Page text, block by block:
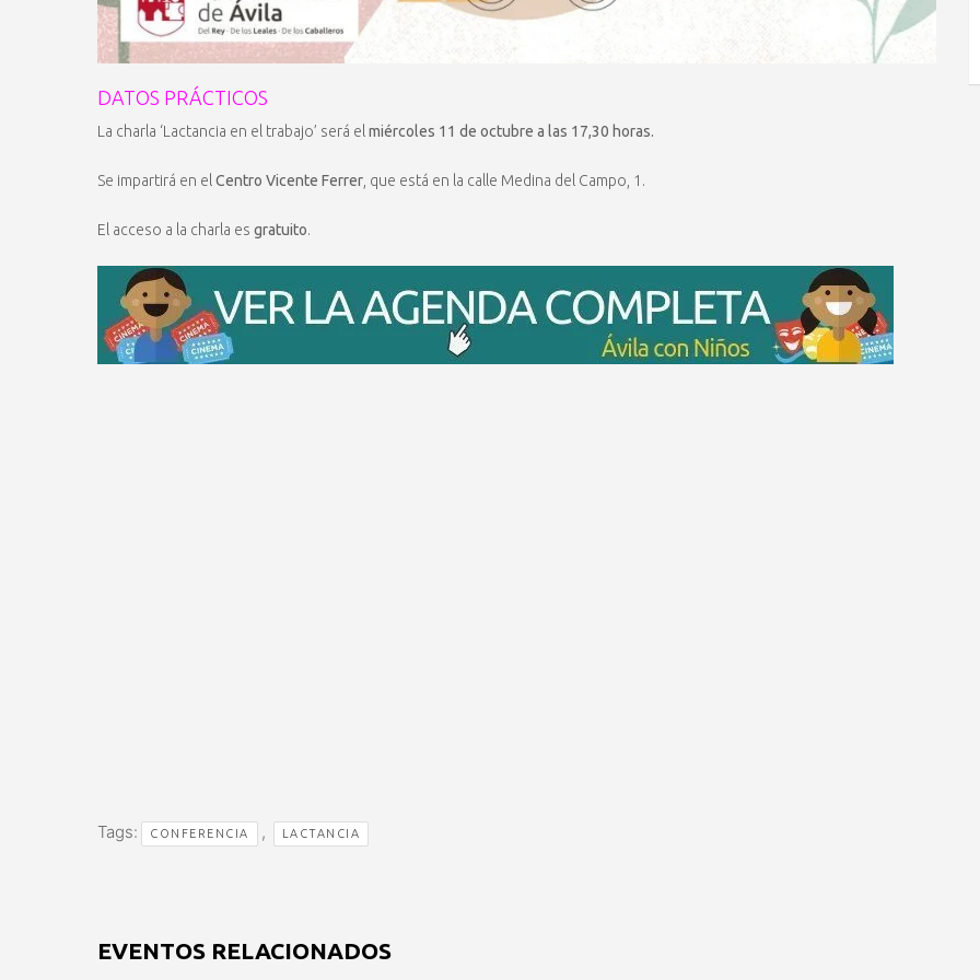
DATOS PRÁCTICOS
La charla ‘Lactancia en el trabajo’ será elmiércoles 11 de octubre a las 17,30 horas.
Se impartirá en elCentro Vicente Ferrer, que está en la calle Medina del Campo, 1.
El acceso a la charla es gratuito.
Tags: CONFERENCIA , LACTANCIA
EVENTOS RELACIONADOS